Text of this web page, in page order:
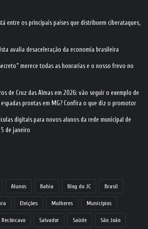
entre os principais países que distribuem ciberataques,
avalia desaceleração da economia brasileira
merece todas as honrarias e o nosso frevo no
de Cruz das Almas em 2026: vão seguir o exemplo de
prontas em MG? Confira o que diz o promotor
digitais para novos alunos da rede municipal de
de janeiro
Alunos Bahia Blog do JC Brasil
Eleições Mulheres Municípios
Recôncavo Salvador Saúde São João